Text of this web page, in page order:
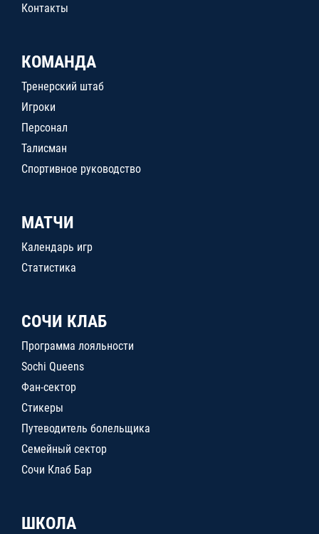
Контакты
КОМАНДА
Тренерский штаб
Игроки
Персонал
Талисман
Спортивное руководство
МАТЧИ
Календарь игр
Статистика
СОЧИ КЛАБ
Программа лояльности
Sochi Queens
Фан-сектор
Стикеры
Путеводитель болельщика
Семейный сектор
Сочи Клаб Бар
ШКОЛА